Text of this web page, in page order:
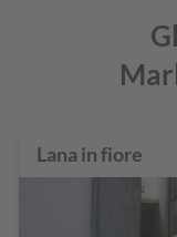
Lana in fiore